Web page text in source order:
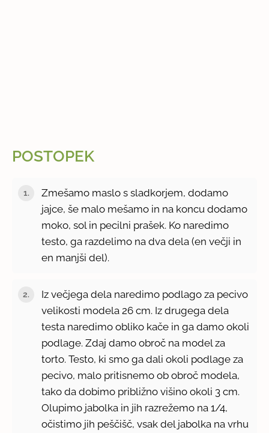
POSTOPEK
Zmešamo maslo s sladkorjem, dodamo
jajce, še malo mešamo in na koncu dodamo
moko, sol in pecilni prašek. Ko naredimo
testo, ga razdelimo na dva dela (en večji in
en manjši del).
Iz večjega dela naredimo podlago za pecivo
velikosti modela 26 cm. Iz drugega dela
testa naredimo obliko kače in ga damo okoli
podlage. Zdaj damo obroč na model za
torto. Testo, ki smo ga dali okoli podlage za
pecivo, malo pritisnemo ob obroč modela,
tako da dobimo približno višino okoli 3 cm.
Olupimo jabolka in jih razrežemo na 1/4,
očistimo jih peščišč, vsak del jabolka na vrhu